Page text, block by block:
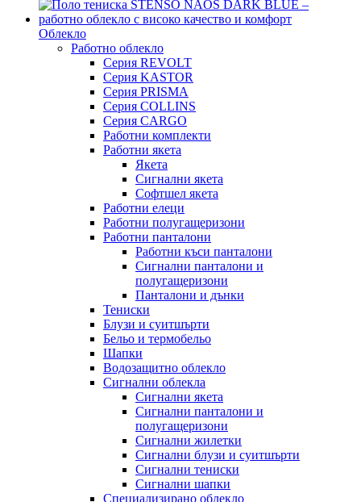
Облекло
Работно облекло
Серия REVOLT
Серия KASTOR
Серия PRISMA
Серия COLLINS
Серия CARGO
Работни комплекти
Работни якета
Якета
Сигнални якета
Софтшел якета
Работни елеци
Работни полугащеризони
Работни панталони
Работни къси панталони
Сигнални панталони и
полугащеризони
Панталони и дънки
Тениски
Блузи и суитшърти
Бельо и термобельо
Шапки
Водозащитно облекло
Сигнални облекла
Сигнални якета
Сигнални панталони и
полугащеризони
Сигнални жилетки
Сигнални блузи и суитшърти
Сигнални тениски
Сигнални шапки
Специализирано облекло